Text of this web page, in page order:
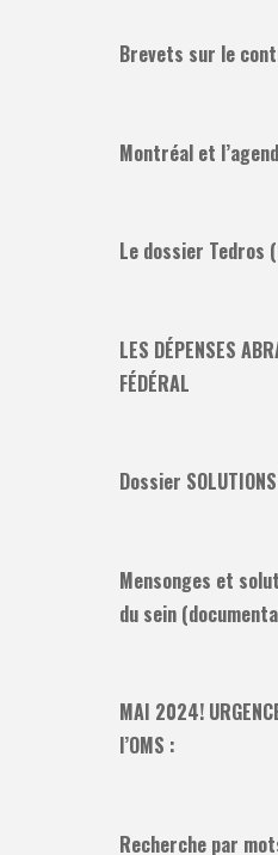
Brevets sur le
Montréal et
Le dossier Tedros
LES DÉPENSES
FÉDÉRAL
Dossier
Mensonges et
du sein
MAI 2024!
l’OMS :
Recherche par